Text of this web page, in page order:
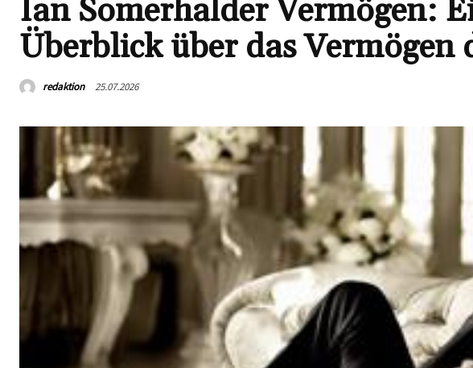
Ian Somerhalder Vermögen:
Überblick über das Vermögen
redaktion 25.07.2026